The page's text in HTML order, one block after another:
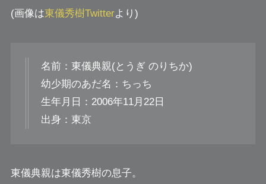
(画像は東儀秀樹Twitterより)
名前：東儀典親(とうぎ のりちか)
幼少期のあだ名：ちっち
生年月日：2006年11月22日
出身：東京
東儀典親は東儀秀樹の息子。